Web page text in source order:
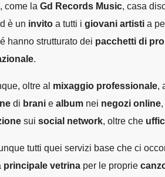
, come la Gd Records Music, casa
è un invito a tutti i giovani artisti a
hanno strutturato dei pacchetti di
.
oltre al mixaggio professionale,
di brani e album nei negozi online
sui social network, oltre che
tutti quei servizi base che ci
principale vetrina per le proprie